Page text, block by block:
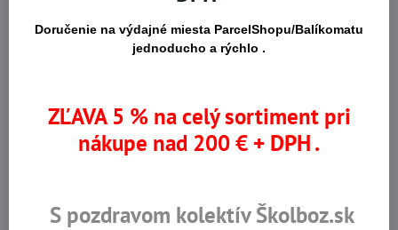
YUWILL MF ESD S1P SRC
poltopánky bezpečnostné
YUWILL MF ESD S1P SRC poltopánky bezpečnostné - Vrchný
Koža
bez DPH
GEARGRINT S1 MF SRC
poltopánka bezpečnostná
GEARGRINT S1 MF
Textil
20,54 € bez DPH
Doručenie na výdajné miesta ParcelShopu/Balíkomatu
jednoducho a rýchlo .
ZĽAVA 5 % na celý sortiment pri
nákupe nad 200 € + DPH .
S pozdravom kolektív Školboz.sk